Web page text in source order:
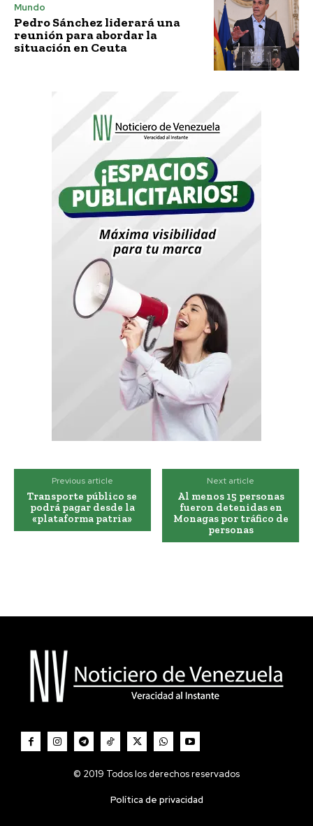
Mundo
Pedro Sánchez liderará una
reunión para abordar la
situación en Ceuta
Previous article
Transporte público se
podrá pagar desde la
«plataforma patria»
Next article
Al menos 15 personas
fueron detenidas en
Monagas por tráfico de
personas
© 2019 Todos los derechos reservados
Política de privacidad